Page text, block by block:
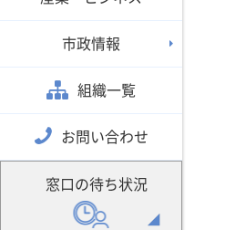
市政情報
組織一覧
お問い合わせ
窓口の待ち状況